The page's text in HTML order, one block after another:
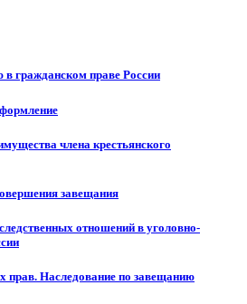
гражданском праве России
члена крестьянского
завещания
отношений в уголовно-
прав. Наследование по завещанию